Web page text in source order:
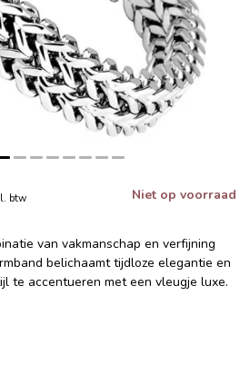
btw Niet op voorraad
van vakmanschap en verfijning
belichaamt tijdloze elegantie en
te accentueren met een vleugje luxe.